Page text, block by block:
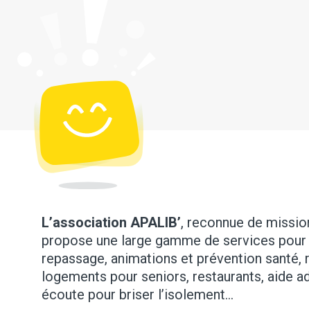
L’association APALIB’, reconnue de
propose une large gamme de services
repassage, animations et prévention santé,
logements pour seniors, restaurants, aide
écoute pour briser l’isolement…